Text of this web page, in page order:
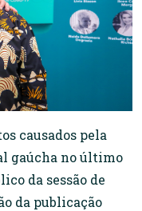
causados pela
gaúcha no último
da sessão de
da publicação